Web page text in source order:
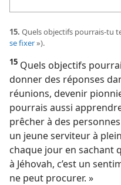
15. Quels objectifs pourrais-​tu
se fixer»).
15 Quels objectifs
donner des réponses
réunions, devenir
pourrais aussi
prêcher à des
un jeune serviteur à
chaque jour en sachant
à Jéhovah, c’est un
ne peut procurer. »